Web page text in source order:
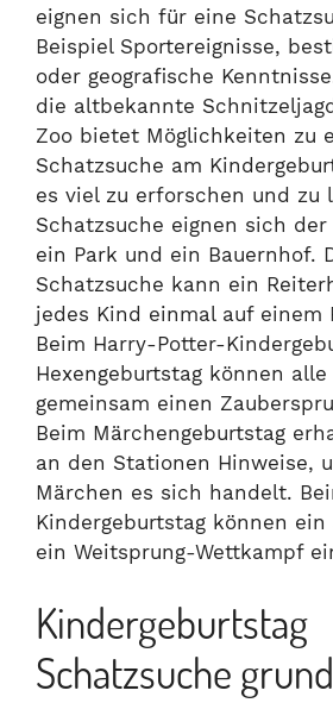
eignen sich für eine
Beispiel Sportereignisse,
oder geografische
die altbekannte
Zoo bietet Möglichkeiten zu
Schatzsuche am
es viel zu erforschen und zu
Schatzsuche eignen sich der
ein Park und ein Bauernhof.
Schatzsuche kann ein
jedes Kind einmal auf einem
Beim Harry-Potter-
Hexengeburtstag können alle
gemeinsam einen
Beim Märchengeburtstag
an den Stationen Hinweise,
Märchen es sich handelt.
Kindergeburtstag können
ein Weitsprung-Wettkampf
Kindergeburtstag
Schatzsuche